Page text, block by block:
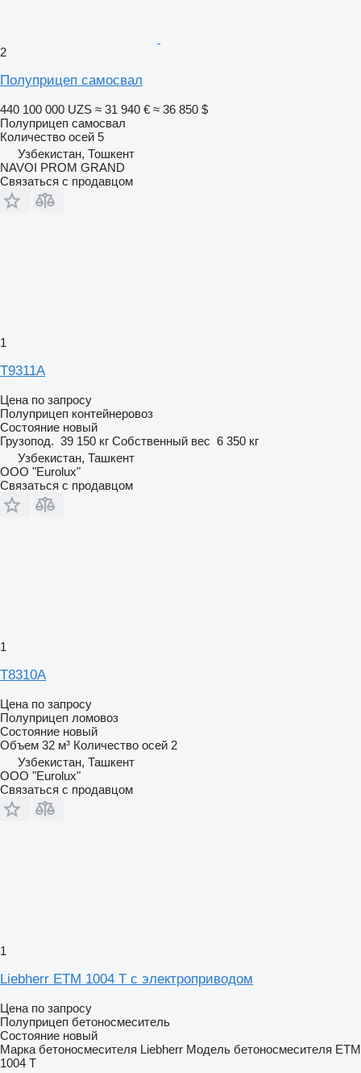
2
Полуприцеп самосвал
440 100 000 UZS ≈ 31 940 € ≈ 36 850 $
Полуприцеп самосвал
Количество осей 5
Узбекистан, Тошкент
NAVOI PROM GRAND
Связаться с продавцом
1
T9311А
Цена по запросу
Полуприцеп контейнеровоз
Состояние новый
Грузопод. 39 150 кг Собственный вес 6 350 кг
Узбекистан, Ташкент
ООО "Eurolux"
Связаться с продавцом
1
T8310A
Цена по запросу
Полуприцеп ломовоз
Состояние новый
Объем 32 м³ Количество осей 2
Узбекистан, Ташкент
ООО "Eurolux"
Связаться с продавцом
1
Liebherr ETM 1004 T с электроприводом
Цена по запросу
Полуприцеп бетоносмеситель
Состояние новый
Марка бетоносмесителя Liebherr Модель бетоносмесителя ETM
1004 T